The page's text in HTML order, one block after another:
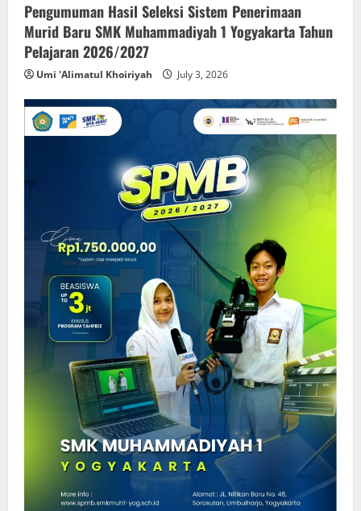
Pengumuman Hasil Seleksi Sistem Penerimaan
Murid Baru SMK Muhammadiyah 1 Yogyakarta Tahun
Pelajaran 2026/2027
Umi 'Alimatul Khoiriyah July 3, 2026